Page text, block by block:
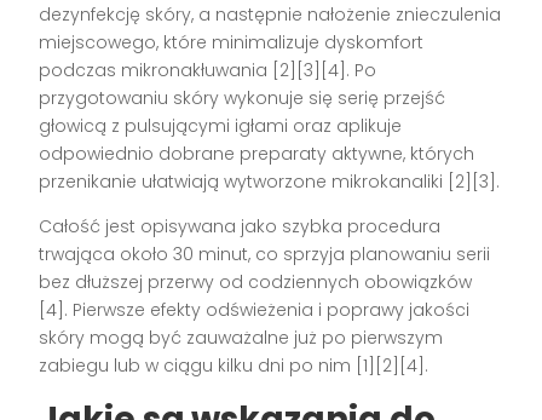
dezynfekcję skóry, a następnie nałożenie znieczulenia
miejscowego, które minimalizuje dyskomfort
podczas mikronakłuwania [2][3][4]. Po
przygotowaniu skóry wykonuje się serię przejść
głowicą z pulsującymi igłami oraz aplikuje
odpowiednio dobrane preparaty aktywne, których
przenikanie ułatwiają wytworzone mikrokanaliki [2][3].
Całość jest opisywana jako szybka procedura
trwająca około 30 minut, co sprzyja planowaniu serii
bez dłuższej przerwy od codziennych obowiązków
[4]. Pierwsze efekty odświeżenia i poprawy jakości
skóry mogą być zauważalne już po pierwszym
zabiegu lub w ciągu kilku dni po nim [1][2][4].